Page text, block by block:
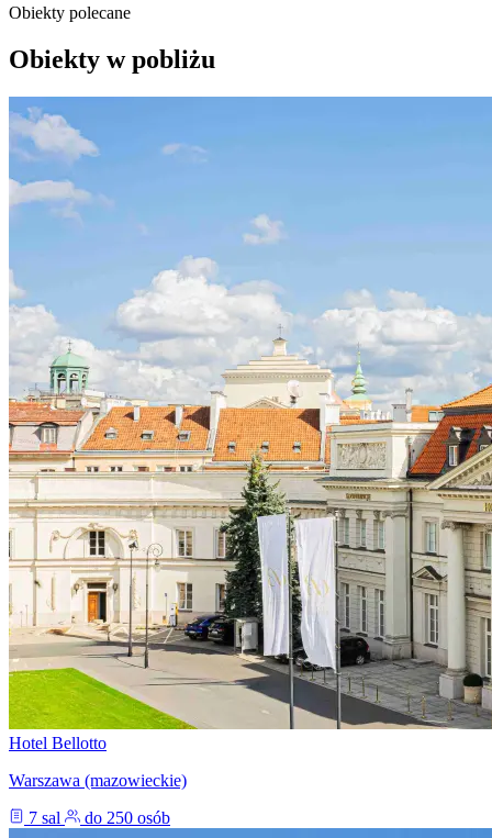
Obiekty polecane
Obiekty w pobliżu
Hotel Bellotto
Warszawa (mazowieckie)
7 sal
do 250 osób